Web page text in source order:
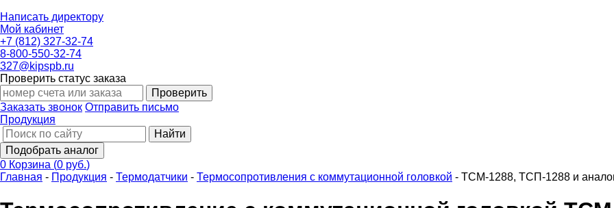
Написать директору
Мой кабинет
+7 (812) 327-32-74
8-800-550-32-74
327@kipspb.ru
Проверить статус заказа
Проверить
Заказать звонок Отправить письмо
Продукция
Найти
Подобрать аналог
0 Корзина (0 руб.)
Главная - Продукция - Термодатчики - Термосопротивления с коммутационной головкой - ТСМ-1288, ТСП-1288 и